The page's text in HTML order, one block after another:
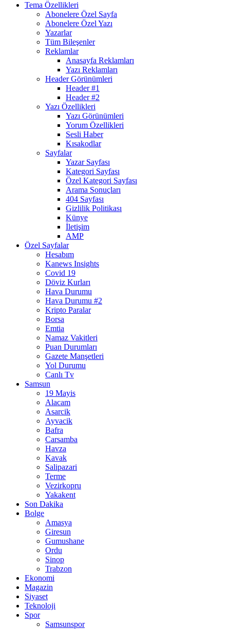
Tema Özellikleri
Abonelere Özel Sayfa
Abonelere Özel Yazı
Yazarlar
Tüm Bileşenler
Reklamlar
Anasayfa Reklamları
Yazı Reklamları
Header Görünümleri
Header #1
Header #2
Yazı Özellikleri
Yazı Görünümleri
Yorum Özellikleri
Sesli Haber
Kısakodlar
Sayfalar
Yazar Sayfası
Kategori Sayfası
Özel Kategori Sayfası
Arama Sonuçları
404 Sayfası
Gizlilik Politikası
Künye
İletişim
AMP
Özel Sayfalar
Hesabım
Kanews Insights
Covid 19
Döviz Kurları
Hava Durumu
Hava Durumu #2
Kripto Paralar
Borsa
Emtia
Namaz Vakitleri
Puan Durumları
Gazete Manşetleri
Yol Durumu
Canlı Tv
Samsun
19 Mayis
Alacam
Asarcik
Ayvacik
Bafra
Carsamba
Havza
Kavak
Salipazari
Terme
Vezirkopru
Yakakent
Son Dakika
Bolge
Amasya
Giresun
Gumushane
Ordu
Sinop
Trabzon
Ekonomi
Magazin
Siyaset
Teknoloji
Spor
Samsunspor